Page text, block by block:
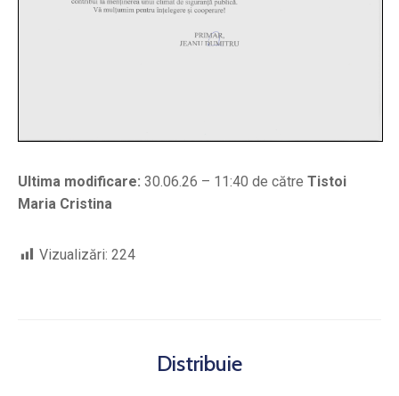
Ultima modificare: 30.06.26 – 11:40 de către Tistoi
Maria Cristina
Vizualizări: 224
Distribuie